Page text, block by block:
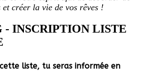
et créer la vie de vos rêves !
- INSCRIPTION LISTE
liste, tu seras informée en